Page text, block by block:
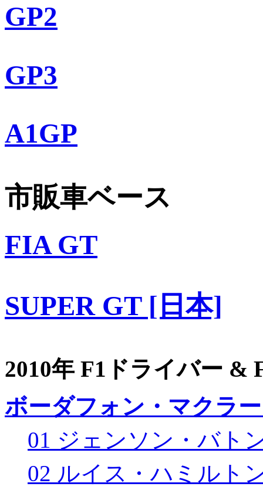
GP2
GP3
A1GP
市販車ベース
FIA GT
SUPER GT [日本]
2010年 F1ドライバー &
ボーダフォン・マクラ
01 ジェンソン・バト
02 ルイス・ハミルト